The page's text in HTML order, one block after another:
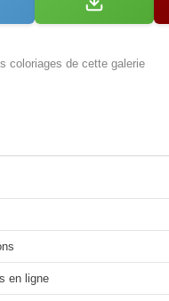
coloriages de cette galerie
en ligne